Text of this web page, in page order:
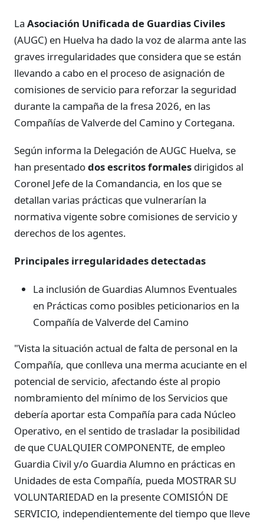
La Asociación Unificada de Guardias Civiles
(AUGC) en Huelva ha dado la voz de alarma ante las
graves irregularidades que considera que se están
llevando a cabo en el proceso de asignación de
comisiones de servicio para reforzar la seguridad
durante la campaña de la fresa 2026, en las
Compañías de Valverde del Camino y Cortegana.
Según informa la Delegación de AUGC Huelva, se
han presentadodos escritos formales dirigidos al
Coronel Jefe de la Comandancia, en los que se
detallan varias prácticas que vulnerarían la
normativa vigente sobre comisiones de servicio y
derechos de los agentes.
Principales irregularidades detectadas
La inclusión de Guardias Alumnos Eventuales
en Prácticas como posibles peticionarios en la
Compañía de Valverde del Camino
"Vista la situación actual de falta de personal en la
Compañía, que conlleva una merma acuciante en el
potencial de servicio, afectando éste al propio
nombramiento del mínimo de los Servicios que
debería aportar esta Compañía para cada Núcleo
Operativo, en el sentido de trasladar la posibilidad
de que CUALQUIER COMPONENTE, de empleo
Guardia Civil y/o Guardia Alumno en prácticas en
Unidades de esta Compañía, pueda MOSTRAR SU
VOLUNTARIEDAD en la presente COMISIÓN DE
SERVICIO, independientemente del tiempo que lleve